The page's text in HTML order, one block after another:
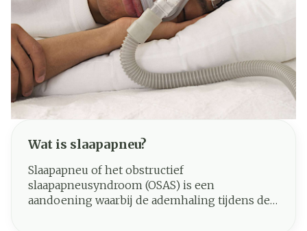
Wat is slaapapneu?
Slaapapneu of het obstructief
slaapapneusyndroom (OSAS) is een
aandoening waarbij de ademhaling tijdens de